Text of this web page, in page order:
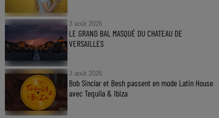
3 août 2026
LE GRAND BAL MASQUÉ DU CHATEAU DE
VERSAILLES
3 août 2026
Bob Sinclar et Besh passent en mode Latin House
avec Tequila & Ibiza